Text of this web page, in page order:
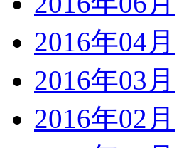
2016年04月
2016年03月
2016年02月